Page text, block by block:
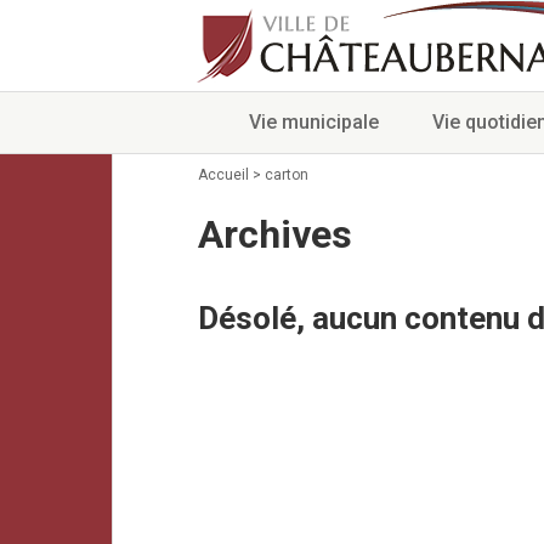
Vie municipale Vie
Accueil > carton
Archives
Désolé, aucun contenu